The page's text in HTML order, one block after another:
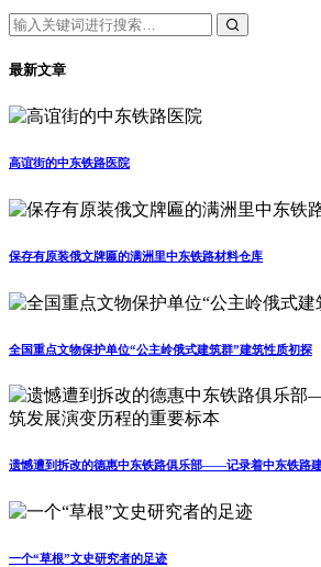
最新文章
高谊街的中东铁路医院
保存有原装俄文牌匾的满洲里中东铁路材料仓库
全国重点文物保护单位“公主岭俄式建筑群”建筑性质初探
遗憾遭到拆改的德惠中东铁路俱乐部——记录着中东铁路
一个“草根”文史研究者的足迹